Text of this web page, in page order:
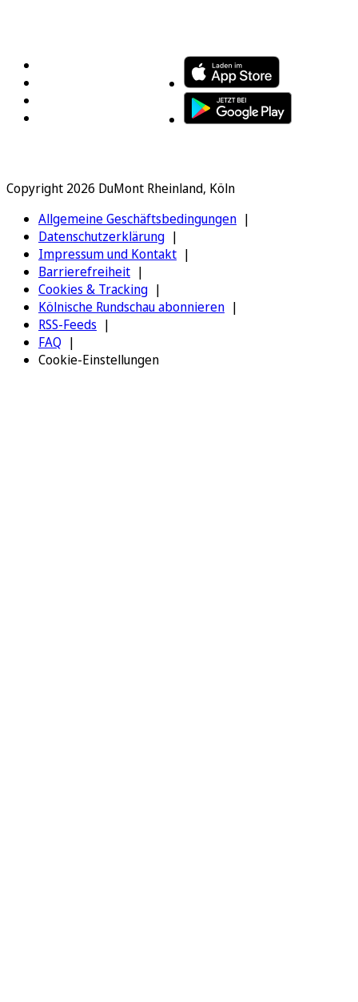
Copyright 2026 DuMont Rheinland, Köln
Allgemeine Geschäftsbedingungen
Datenschutzerklärung
Impressum und Kontakt
Barrierefreiheit
Cookies & Tracking
Kölnische Rundschau abonnieren
RSS-Feeds
FAQ
Cookie-Einstellungen